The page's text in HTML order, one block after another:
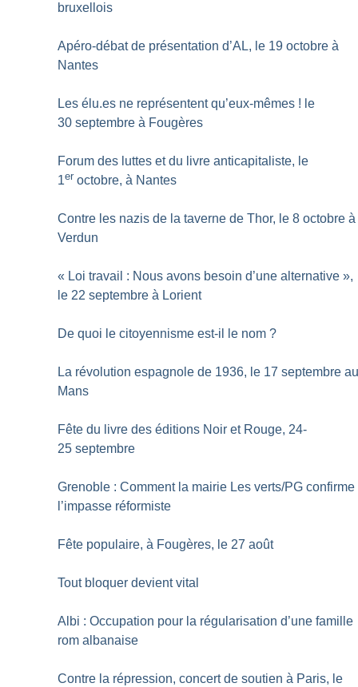
bruxellois
Apéro-débat de présentation d’AL, le 19 octobre à
Nantes
Les élu.es ne représentent qu’eux-mêmes ! le
30 septembre à Fougères
Forum des luttes et du livre anticapitaliste, le
1er octobre, à Nantes
Contre les nazis de la taverne de Thor, le 8 octobre à
Verdun
« Loi travail : Nous avons besoin d’une alternative »,
le 22 septembre à Lorient
De quoi le citoyennisme est-il le nom ?
La révolution espagnole de 1936, le 17 septembre
Mans
Fête du livre des éditions Noir et Rouge, 24-
25 septembre
Grenoble : Comment la mairie Les verts/PG confirme
l’impasse réformiste
Fête populaire, à Fougères, le 27 août
Tout bloquer devient vital
Albi : Occupation pour la régularisation d’une famille
rom albanaise
Contre la répression, concert de soutien à Paris, le